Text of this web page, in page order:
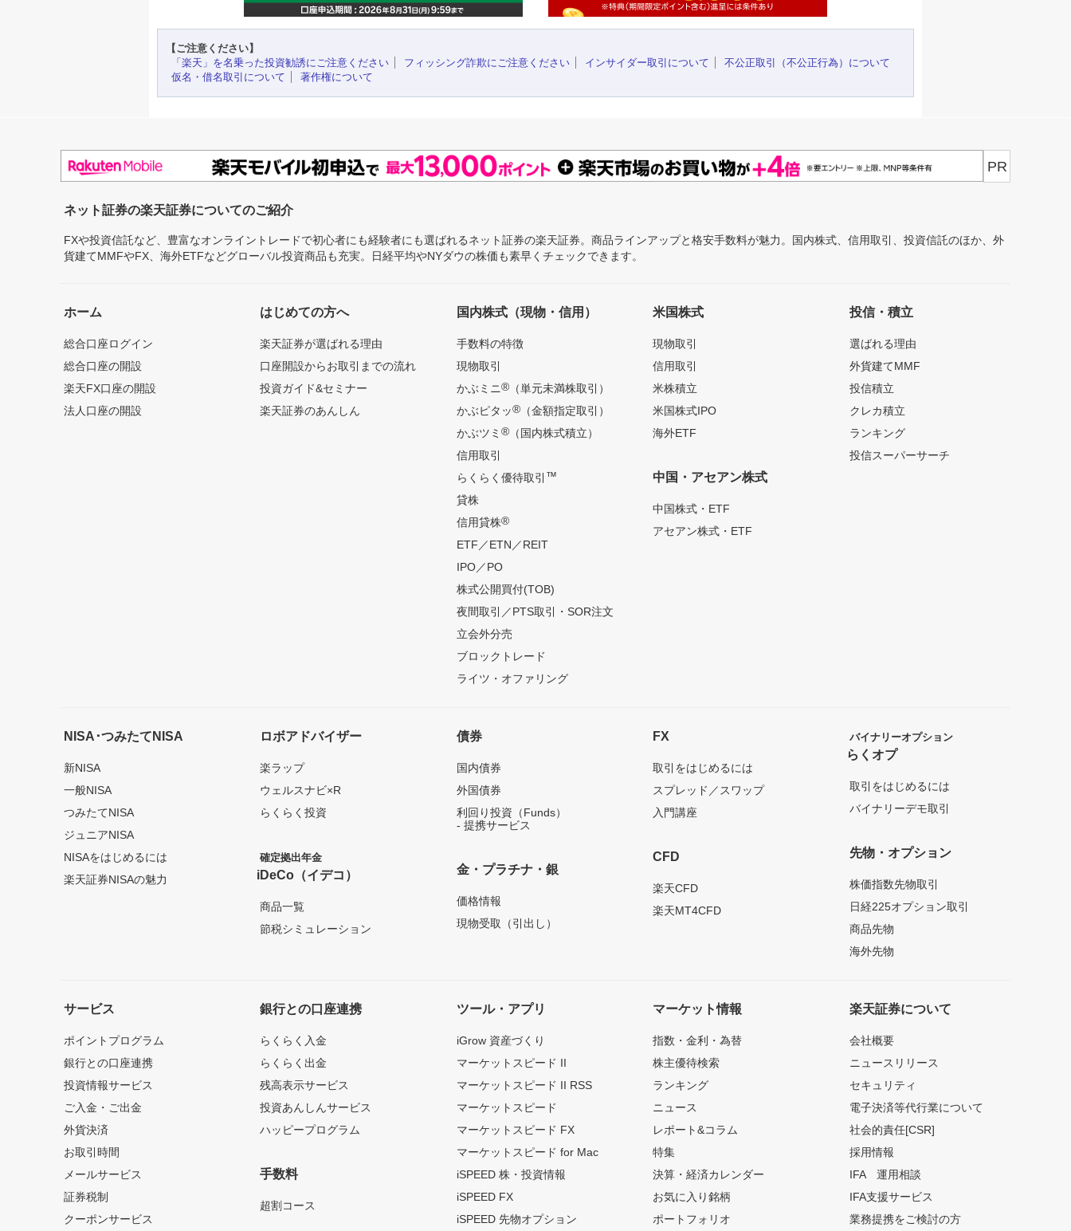
【ご注意ください】
「楽天」を名乗った投資勧誘にご注意ください
フィッシング詐欺にご注意ください インサイダー取引について
不公正取引（不公正行為）について
仮名・借名取引について
著作権について
PR
ネット証券の楽天証券についてのご紹介
FXや投資信託など、豊富なオンライントレードで初心者にも経験者にも選ばれるネット証券の楽天証券。商品ラインアップと格安手数料が魅力。国内株式、信用取引、投資信託のほか、外
貨建てMMFやFX、海外ETFなどグローバル投資商品も充実。日経平均やNYダウの株価も素早くチェックできます。
ホーム
総合口座ログイン
総合口座の開設
楽天FX口座の開設
法人口座の開設
はじめての方へ
楽天証券が選ばれる理由
口座開設からお取引までの流れ
投資ガイド&セミナー
楽天証券のあんしん
国内株式（現物・信用）
手数料の特徴
現物取引
かぶミニ®（単元未満株取引）
かぶピタッ®（金額指定取引）
かぶツミ ®（国内株式積立）
信用取引
らくらく優待取引 ™
貸株
信用貸株®
ETF／ETN／REIT
IPO／PO
株式公開買付(TOB)
夜間取引／PTS取引・SOR注文
立会外分売
ブロックトレード
ライツ・オファリング
米国株式
現物取引
信用取引
米株積立
米国株式IPO
海外ETF
中国・アセアン株式
中国株式・ETF
アセアン株式・ETF
投信・積立
選ばれる理由
外貨建てMMF
投信積立
クレカ積立
ランキング
投信スーパーサーチ
NISA･つみたてNISA
新NISA
一般NISA
つみたてNISA
ジュニアNISA
NISAをはじめるには
楽天証券NISAの魅力
ロボアドバイザー
楽ラップ
ウェルスナビ×R
らくらく投資
確定拠出年金
iDeCo（イデコ）
商品一覧
節税シミュレーション
債券
国内債券
外国債券
利回り投資（Funds）
- 提携サービス
金・プラチナ・銀
価格情報
現物受取（引出し）
FX
取引をはじめるには
スプレッド／スワップ
入門講座
CFD
楽天CFD
楽天MT4CFD
バイナリーオプション
らくオプ
取引をはじめるには
バイナリーデモ取引
先物・オプション
株価指数先物取引
日経225オプション取引
商品先物
海外先物
サービス
ポイントプログラム
銀行との口座連携
投資情報サービス
ご入金・ご出金
外貨決済
お取引時間
メールサービス
証券税制
クーポンサービス
銀行との口座連携
らくらく入金
らくらく出金
残高表示サービス
投資あんしんサービス
ハッピープログラム
手数料
超割コース
ツール・アプリ
iGrow 資産づくり
マーケットスピード II
マーケットスピード II RSS
マーケットスピード
マーケットスピード FX
マーケットスピード for Mac
iSPEED 株・投資情報
iSPEED FX
iSPEED 先物オプション
マーケット情報
指数・金利・為替
株主優待検索
ランキング
ニュース
レポート&コラム
特集
決算・経済カレンダー
お気に入り銘柄
ポートフォリオ
楽天証券について
会社概要
ニュースリリース
セキュリティ
電子決済等代行業について
社会的責任[CSR]
採用情報
IFA 運用相談
IFA支援サービス
業務提携をご検討の方